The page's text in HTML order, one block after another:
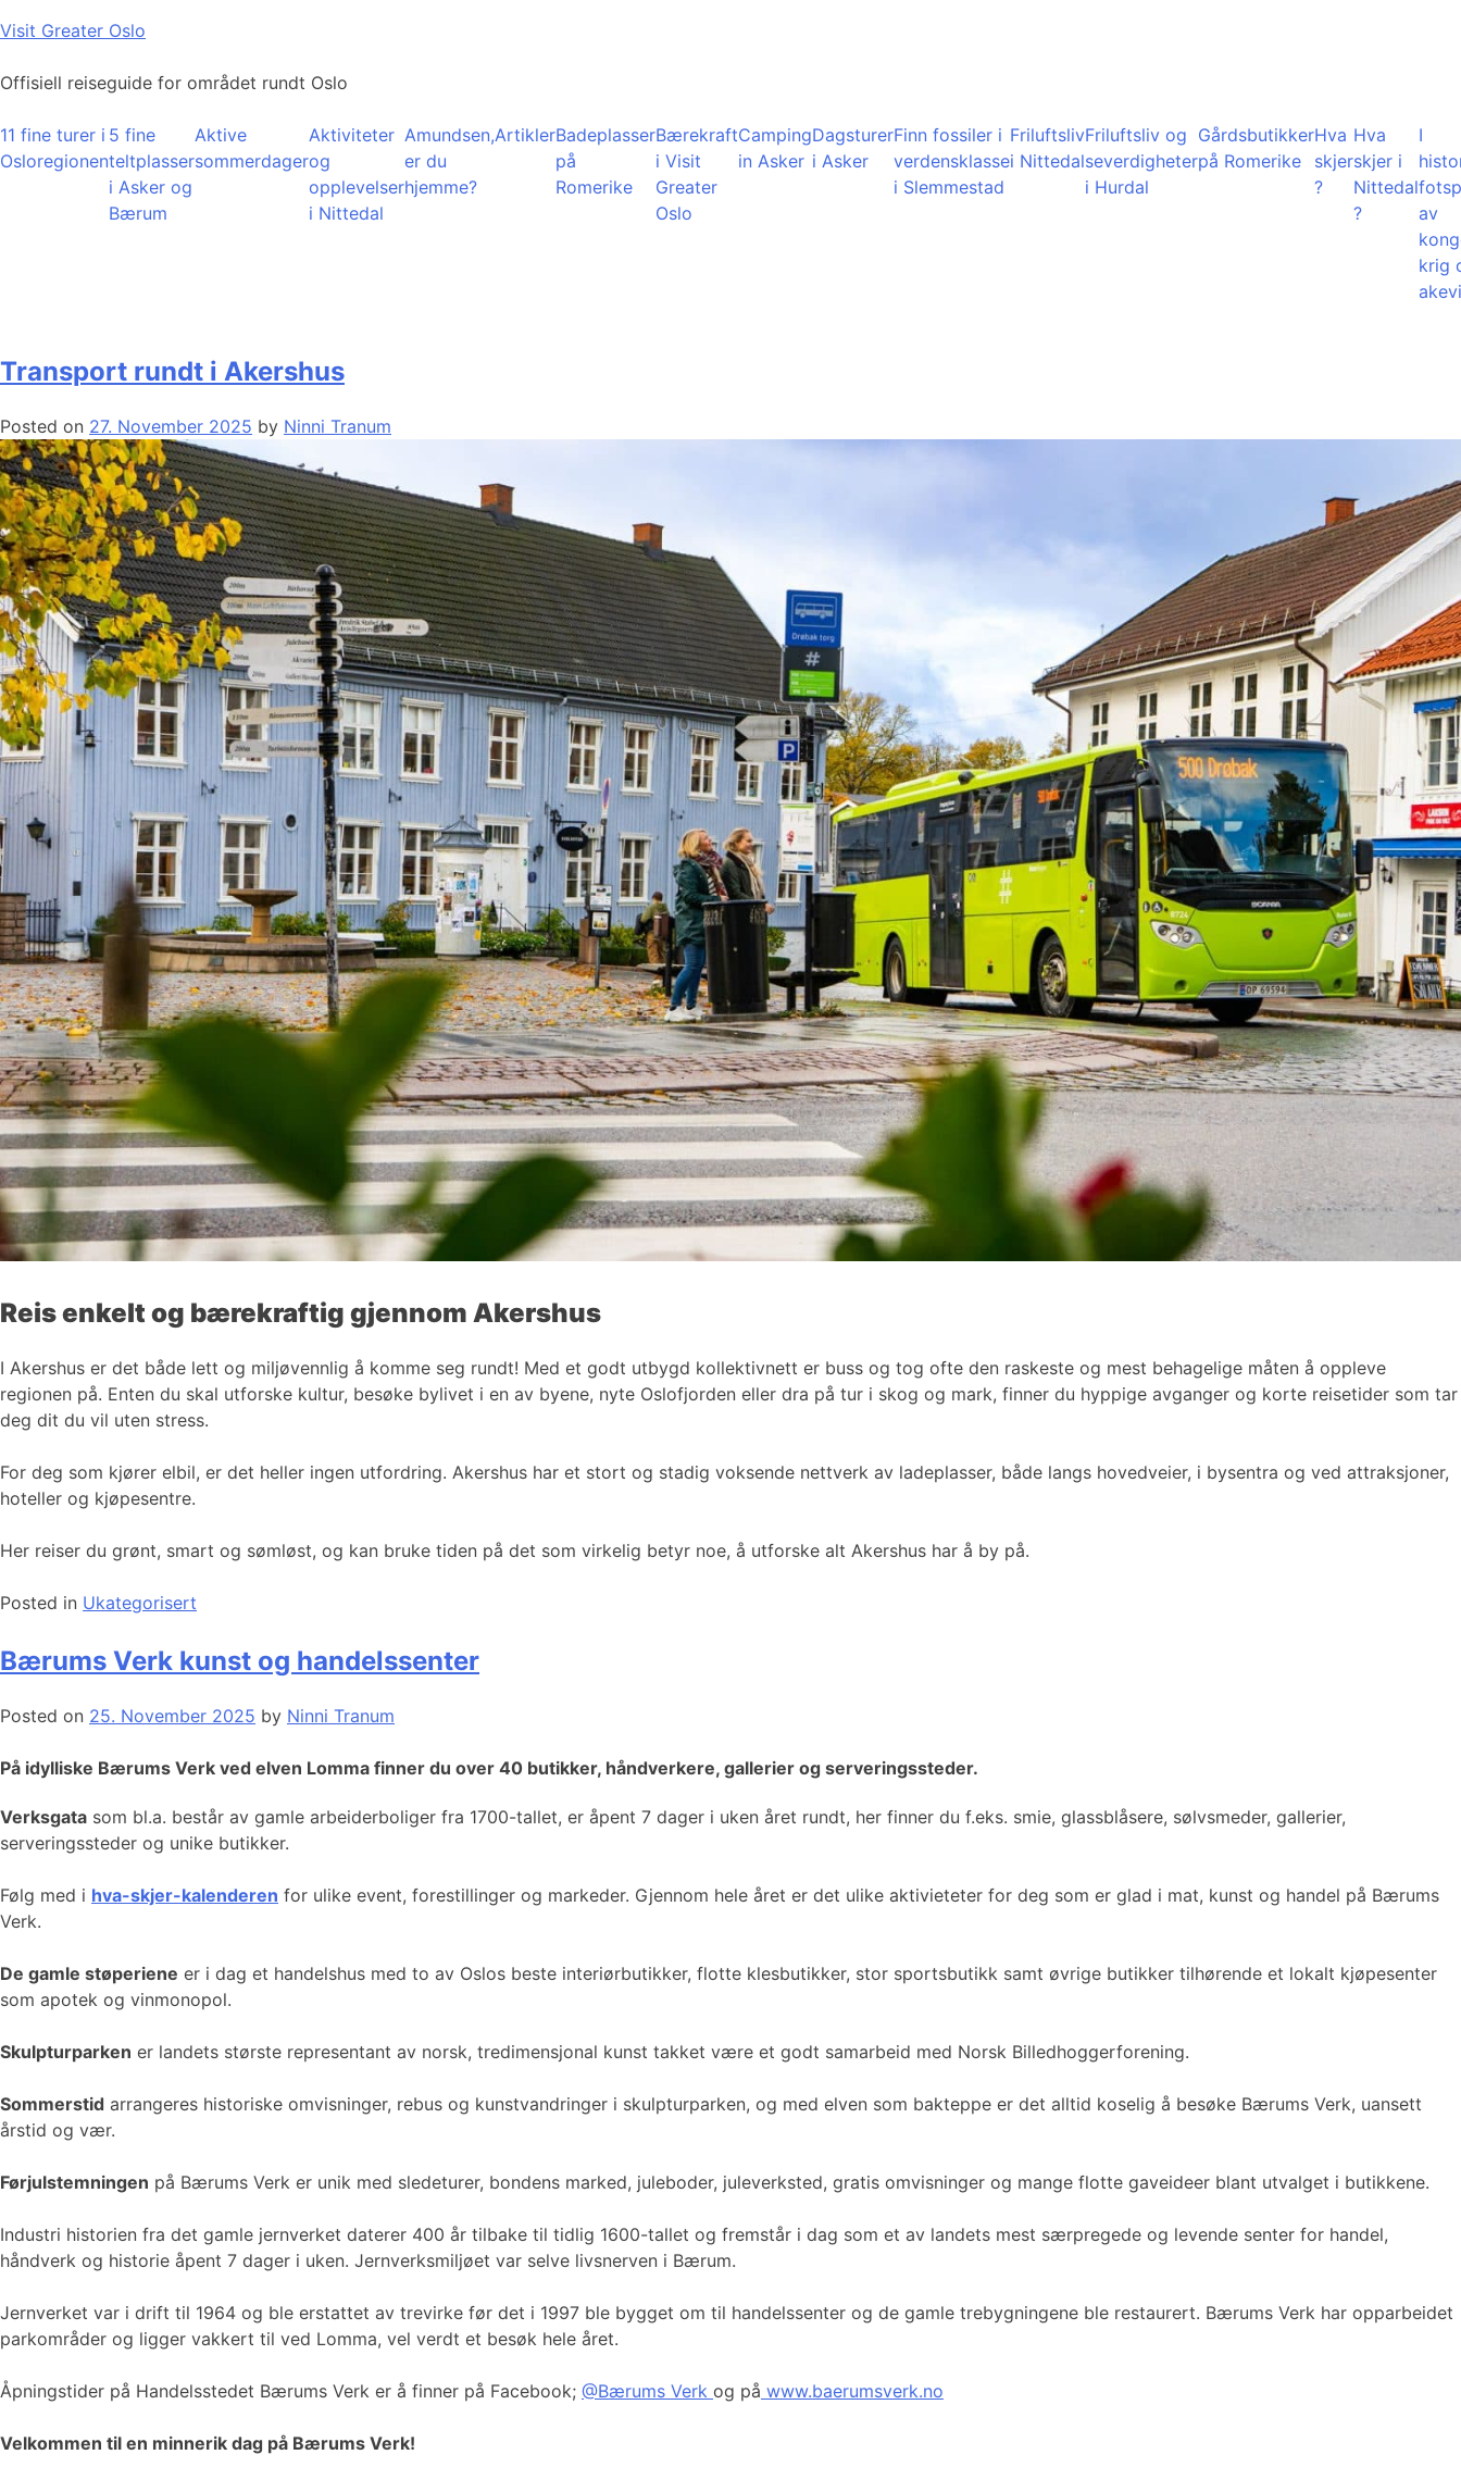
Skip
content
Visit Greater Oslo
Offisiell reiseguide for området rundt Oslo
11 fine turer i
Osloregionen
5 fine
teltplasser
i Asker og
Bærum
Aktive
sommerdager
Aktiviteter
og
opplevelser
i Nittedal
Amundsen,
er du
hjemme?
ArtiklerBadeplasser
på
Romerike
Bærekraft
i Visit
Greater
Oslo
Camping
in Asker
Dagsturer
i Asker
Finn fossiler i
verdensklasse
i Slemmestad
Friluftsliv
i Nittedal
Friluftsliv og
severdigheter
i Hurdal
Gårdsbutikker
på Romerike
Hva
skjer
?
Hva
skjer i
Nittedal
?
I
av
krig
Transport rundt i Akershus
Posted on 27. November 2025 by Ninni Tranum
Reis enkelt og bærekraftig gjennom Akershus
I Akershus er det både lett og miljøvennlig å komme seg rundt! Med et godt utbygd kollektivnett er buss og tog ofte den raskeste og mest behagelige måten å oppleve
regionen på. Enten du skal utforske kultur, besøke bylivet i en av byene, nyte Oslofjorden eller dra på tur i skog og mark, finner du hyppige avganger og korte reisetider som tar
deg dit du vil uten stress.
For deg som kjører elbil, er det heller ingen utfordring. Akershus har et stort og stadig voksende nettverk av ladeplasser, både langs hovedveier, i bysentra og ved attraksjoner,
hoteller og kjøpesentre.
Her reiser du grønt, smart og sømløst, og kan bruke tiden på det som virkelig betyr noe, å utforske alt Akershus har å by på.
Posted in Ukategorisert
Bærums Verk kunst og handelssenter
Posted on 25. November 2025 by Ninni Tranum
På idylliske Bærums Verk ved elven Lomma finner du over 40 butikker, håndverkere, gallerier og serveringssteder.
Verksgata som bl.a. består av gamle arbeiderboliger fra 1700-tallet, er åpent 7 dager i uken året rundt, her finner du f.eks. smie, glassblåsere, sølvsmeder, gallerier,
serveringssteder og unike butikker.
Følg med i hva-skjer-kalenderen for ulike event, forestillinger og markeder. Gjennom hele året er det ulike aktivieteter for deg som er glad i mat, kunst og handel på Bærums
Verk.
De gamle støperiene er i dag et handelshus med to av Oslos beste interiørbutikker, flotte klesbutikker, stor sportsbutikk samt øvrige butikker tilhørende et lokalt kjøpesenter
som apotek og vinmonopol.
Skulpturparken er landets største representant av norsk, tredimensjonal kunst takket være et godt samarbeid med Norsk Billedhoggerforening.
Sommerstid arrangeres historiske omvisninger, rebus og kunstvandringer i skulpturparken, og med elven som bakteppe er det alltid koselig å besøke Bærums Verk, uansett
årstid og vær.
Førjulstemningen på Bærums Verk er unik med sledeturer, bondens marked, juleboder, juleverksted, gratis omvisninger og mange flotte gaveideer blant utvalget i butikkene.
Industri historien fra det gamle jernverket daterer 400 år tilbake til tidlig 1600-tallet og fremstår i dag som et av landets mest særpregede og levende senter for handel,
håndverk og historie åpent 7 dager i uken. Jernverksmiljøet var selve livsnerven i Bærum.
Jernverket var i drift til 1964 og ble erstattet av trevirke før det i 1997 ble bygget om til handelssenter og de gamle trebygningene ble restaurert. Bærums Verk har opparbeidet
parkområder og ligger vakkert til ved Lomma, vel verdt et besøk hele året.
Åpningstider på Handelsstedet Bærums Verk er å finner på Facebook; @Bærums Verk og på www.baerumsverk.no
Velkommen til en minnerik dag på Bærums Verk!